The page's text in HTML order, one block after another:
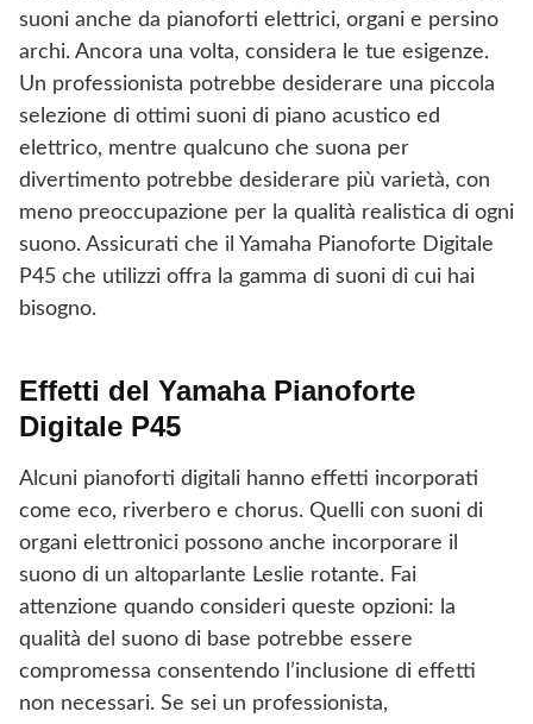
suoni anche da pianoforti elettrici, organi e persino
archi. Ancora una volta, considera le tue esigenze.
Un professionista potrebbe desiderare una piccola
selezione di ottimi suoni di piano acustico ed
elettrico, mentre qualcuno che suona per
divertimento potrebbe desiderare più varietà, con
meno preoccupazione per la qualità realistica di ogni
suono. Assicurati che il Yamaha Pianoforte Digitale
P45 che utilizzi offra la gamma di suoni di cui hai
bisogno.
Effetti del Yamaha Pianoforte
Digitale P45
Alcuni pianoforti digitali hanno effetti incorporati
come eco, riverbero e chorus. Quelli con suoni di
organi elettronici possono anche incorporare il
suono di un altoparlante Leslie rotante. Fai
attenzione quando consideri queste opzioni: la
qualità del suono di base potrebbe essere
compromessa consentendo l’inclusione di effetti
non necessari. Se sei un professionista,